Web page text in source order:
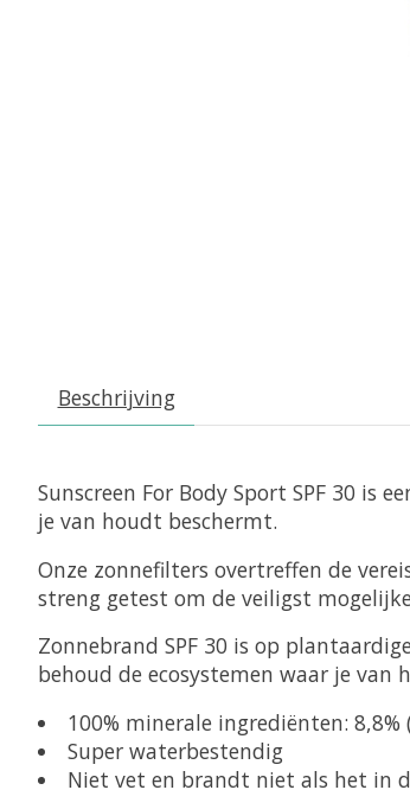
Beschrijving
Sunscreen For Body Sport SPF 30 is
je van houdt beschermt.
Onze zonnefilters overtreffen de
streng getest om de veiligst
Zonnebrand SPF 30 is op
behoud de ecosystemen waar je
100% minerale ingrediënten:
Super waterbestendig
Niet vet en brandt niet als het in